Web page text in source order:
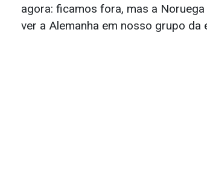
agora: ficamos fora, mas a
ver a Alemanha em nosso grupo da